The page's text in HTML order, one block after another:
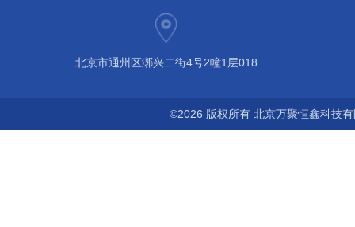
北京市通州区漷兴二街4号2幢1层018
©2026 版权所有 北京万聚恒鑫科技